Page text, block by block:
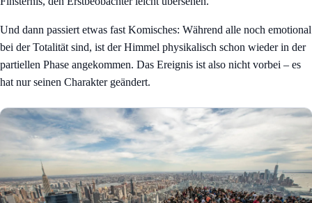
Und dann passiert etwas fast Komisches: Während alle noch emotional
bei der Totalität sind, ist der Himmel physikalisch schon wieder in der
partiellen Phase angekommen. Das Ereignis ist also nicht vorbei – es
hat nur seinen Charakter geändert.